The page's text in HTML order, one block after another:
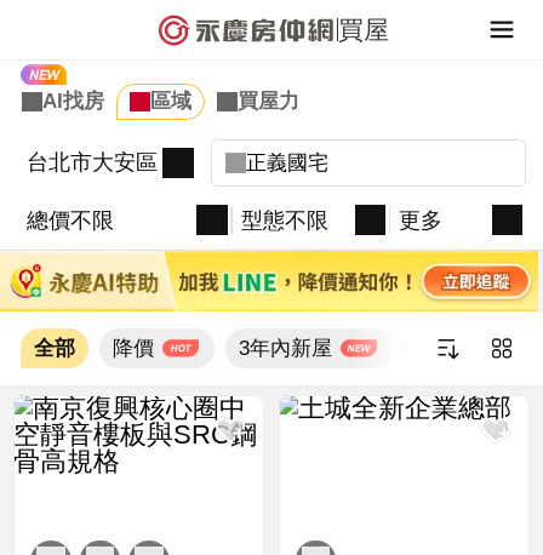
買屋
台北市大安區
總價不限 型態不限 更多
全部 降價 3年內新屋 新上架